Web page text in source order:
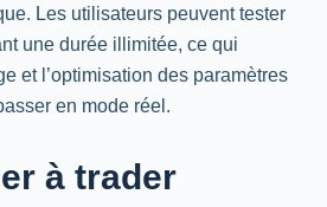
Les utilisateurs peuvent tester
une durée illimitée, ce qui
et l’optimisation des paramètres
en mode réel.
à trader